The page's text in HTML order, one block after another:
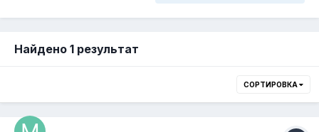
Найдено 1 результат
СОРТИРОВКА